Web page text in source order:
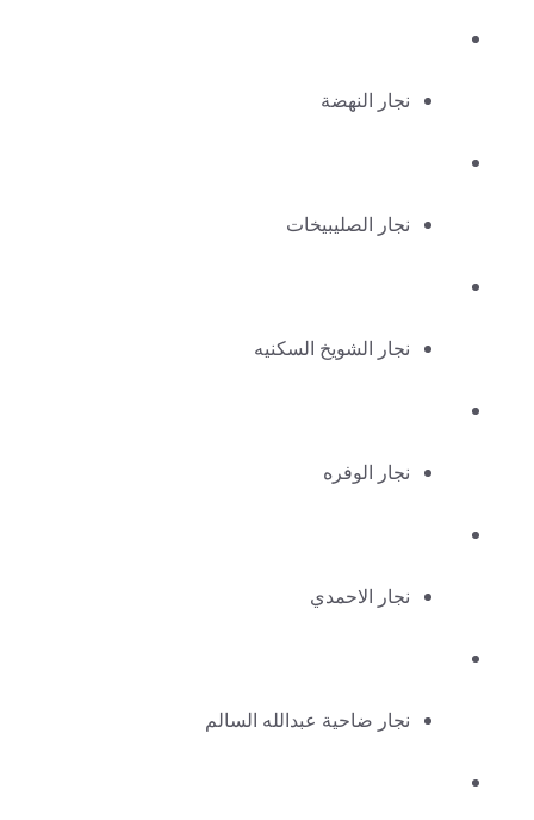
نجار النهضة
نجار الصليبيخات
نجار الشويخ السكنيه
نجار الوفره
نجار الاحمدي
نجار ضاحية عبدالله السالم